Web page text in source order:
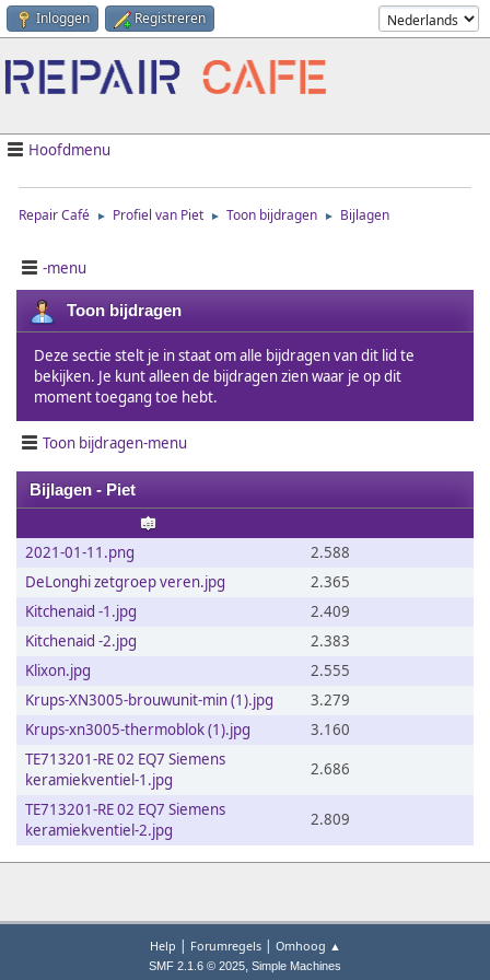
Inloggen Registreren
Hoofdmenu
Repair Café ► Profiel van Piet ► Toon bijdragen ► Bijlagen
-menu
Toon bijdragen
Deze sectie stelt je in staat om alle bijdragen van dit lid te
bekijken. Je kunt alleen de bijdragen zien waar je op dit
moment toegang toe hebt.
Toon bijdragen-menu
Bijlagen - Piet
2021-01-11.png
2.588
DeLonghi zetgroep veren.jpg
2.365
Kitchenaid -1.jpg
2.409
Kitchenaid -2.jpg
2.383
Klixon.jpg
2.555
Krups-XN3005-brouwunit-min (1).jpg
3.279
Krups-xn3005-thermoblok (1).jpg
3.160
TE713201-RE 02 EQ7 Siemens
keramiekventiel-1.jpg
2.686
TE713201-RE 02 EQ7 Siemens
keramiekventiel-2.jpg
2.809
Help | Forumregels| Omhoog ▲
SMF 2.1.6 © 2025, Simple Machines